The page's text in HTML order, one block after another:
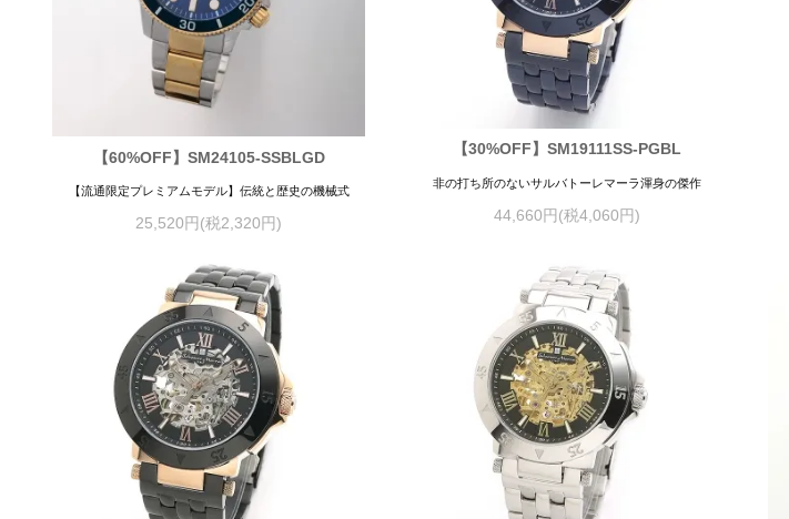
【60%OFF】SM24105-SSBLGD
【流通限定プレミアムモデル】伝統と歴史の機械式
25,520円(税2,320円)
【30%OFF】SM19111SS-PGBL
非の打ち所のないサルバトーレマーラ渾身の傑作
44,660円(税4,060円)